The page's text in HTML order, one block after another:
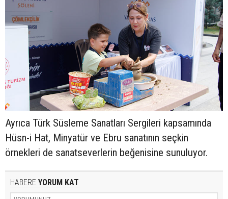
Ayrıca Türk Süsleme Sanatları Sergileri kapsamında
Hüsn-i Hat, Minyatür ve Ebru sanatının seçkin
örnekleri de sanatseverlerin beğenisine sunuluyor.
HABERE YORUM KAT